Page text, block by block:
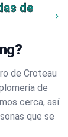
de
de Croteau
de
cerca, así
que se